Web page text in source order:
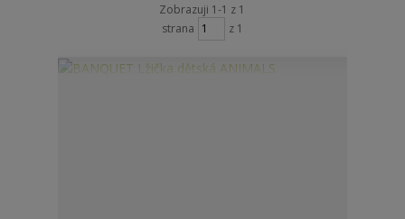
Zobrazuji 1-1 z 1
strana
z 1